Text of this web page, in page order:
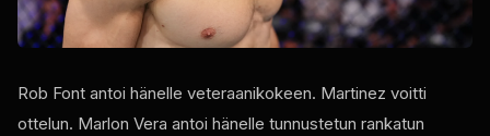
Rob Font antoi hänelle veteraanikokeen. Martinez voitti
ottelun. Marlon Vera antoi hänelle tunnustetun rankatun